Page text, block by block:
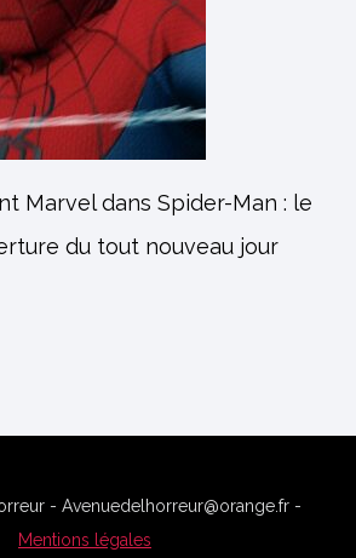
Marvel dans Spider-Man : le
du tout nouveau jour
- Avenuedelhorreur@orange.fr -
Mentions légales